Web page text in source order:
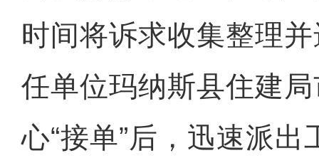
时间将诉求收集整理并
任单位玛纳斯县住建
心“接单”后，迅速派